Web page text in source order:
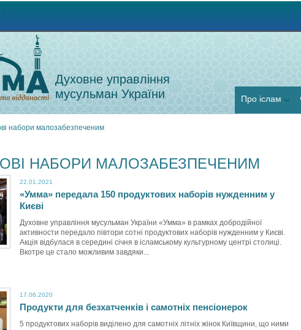
Духовне управління
мусульман України
Про іслам
набори малозабезпеченим
НАБОРИ МАЛОЗАБЕЗПЕЧЕНИМ
22.01.2021
«Умма» передала 150 продуктових наборів нужденним у
Києві
Духовне управління мусульман України «Умма» в рамках добродійної
активности передало півтори сотні продуктових наборів нужденним у Києві.
Акція відбулася в середині січня в ісламському культурному центрі столиці.
Вкотре це стало можливим завдяки...
17.06.2020
Продукти для безхатченків і самотніх пенсіонерок
5 продуктових наборів виділено для самотніх літніх жінок Київщини, що ними